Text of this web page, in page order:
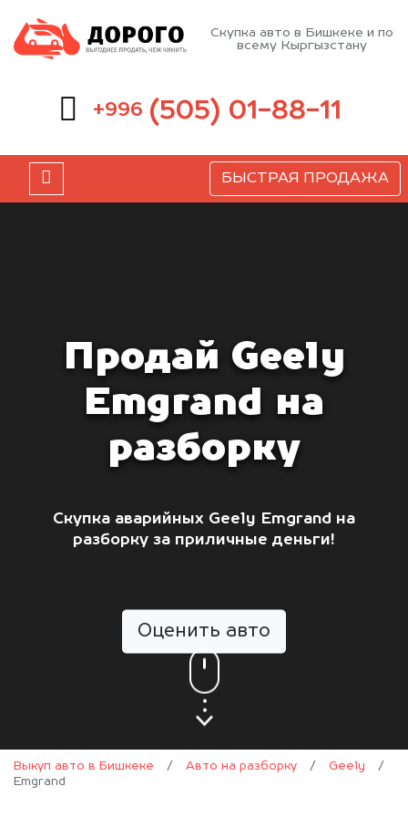
Скупка авто в Бишкеке и по
всему Кыргызстану
+996 (505) 01-88-11
БЫСТРАЯ ПРОДАЖА
Продай Geely
Emgrand на
разборку
Скупка аварийных Geely Emgrand на
разборку за приличные деньги!
Оценить авто
Выкуп авто в Бишкеке / Авто на разборку / Geely
/
Emgrand